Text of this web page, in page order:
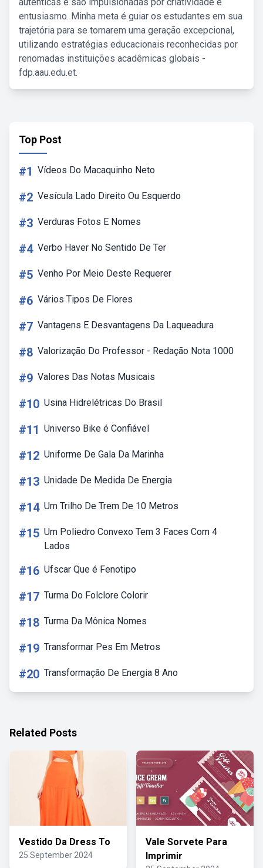
entusiasmo. Minha meta é guiar os estudantes em sua
trajetória para se tornarem uma geração excepcional,
utilizando estratégias educacionais reconhecidas por
renomadas instituições acadêmicas globais -
fdp.aau.edu.et.
Top Post
#1 Vídeos Do Macaquinho Neto
#2 Vesícula Lado Direito Ou Esquerdo
#3 Verduras Fotos E Nomes
#4 Verbo Haver No Sentido De Ter
#5 Venho Por Meio Deste Requerer
#6 Vários Tipos De Flores
#7 Vantagens E Desvantagens Da Laqueadura
#8 Valorização Do Professor - Redação Nota 1000
#9 Valores Das Notas Musicais
#10 Usina Hidrelétricas Do Brasil
#11 Universo Bike é Confiável
#12 Uniforme De Gala Da Marinha
#13 Unidade De Medida De Energia
#14 Um Trilho De Trem De 10 Metros
#15 Um Poliedro Convexo Tem 3 Faces Com 4
Lados
#16 Ufscar Que é Fenotipo
#17 Turma Do Folclore Colorir
#18 Turma Da Mônica Nomes
#19 Transformar Pes Em Metros
#20 Transformação De Energia 8 Ano
Related Posts
Vestido Da Dress To
25 September 2024
Vale Sorvete Para
Imprimir